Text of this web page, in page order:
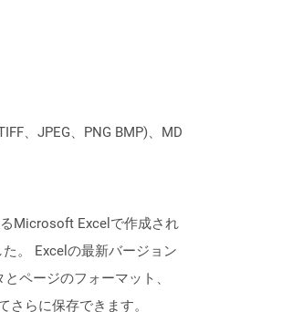
、JPEG、PNG BMP)、MD
Microsoft Excelで作成され
。 Excelの最新バージョン
ページのフォーマット、
らに保存できます。